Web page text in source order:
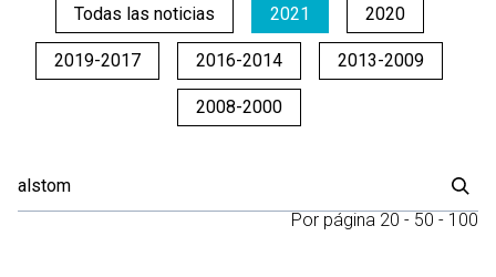
Todas las noticias 2021 2020
2019-2017 2016-2014 2013-2009
2008-2000
Por página 20 - 50 - 100